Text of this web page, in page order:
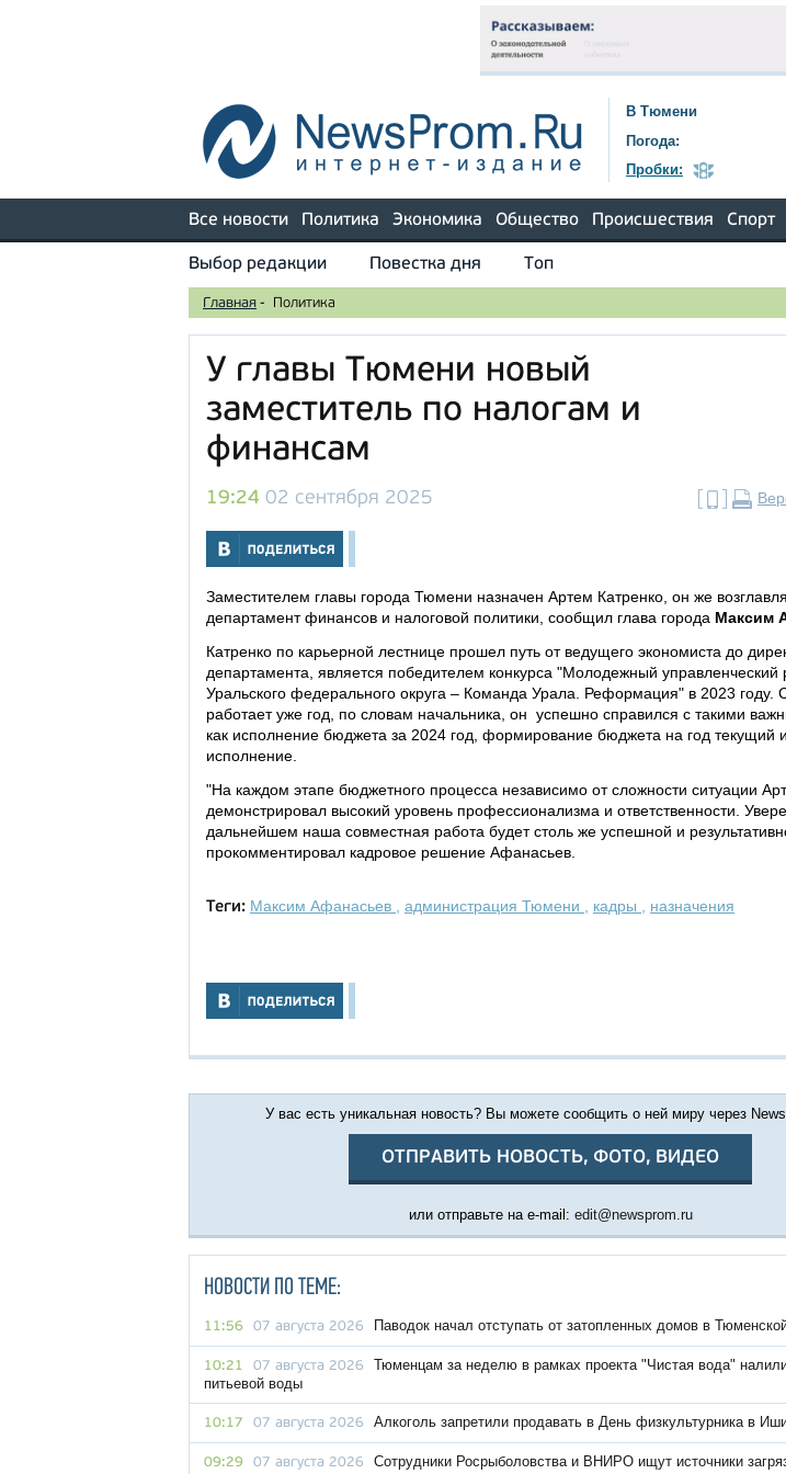
В Тюмени
Погода:
Пробки:
Все новости Политика Экономика Общество Происшествия Спорт
Выбор редакции Повестка дня Топ
Главная - Политика
У главы Тюмени новый
заместитель по налогам и
финансам
19:24 02 сентября 2025
Заместителем главы города Тюмени назначен Артем Катренко, он же
департамент финансов и налоговой политики, сообщил глава города Максим
Катренко по карьерной лестнице прошел путь от ведущего экономиста до
департамента, является победителем конкурса "Молодежный управленческий
Уральского федерального округа – Команда Урала. Реформация" в 2023
работает уже год, по словам начальника, он успешно справился с такими
как исполнение бюджета за 2024 год, формирование бюджета на год текущий
исполнение.
"На каждом этапе бюджетного процесса независимо от сложности ситуации
демонстрировал высокий уровень профессионализма и ответственности.
дальнейшем наша совместная работа будет столь же успешной и
прокомментировал кадровое решение Афанасьев.
Теги: Максим Афанасьев администрация Тюмени кадры назначения
У вас есть уникальная новость? Вы можете сообщить о ней миру через
ОТПРАВИТЬ НОВОСТЬ, ФОТО, ВИДЕО
или отправьте на e-mail: edit@newsprom.ru
НОВОСТИ ПО ТЕМЕ:
11:56 07 августа 2026 Паводок начал отступать от затопленных домов в
10:21 07 августа 2026
Тюменцам за неделю в рамках проекта "Чистая вода"
питьевой воды
10:17 07 августа 2026 Алкоголь запретили продавать в День физкультурника в
09:29 07 августа 2026 Сотрудники Росрыболовства и ВНИРО ищут источники